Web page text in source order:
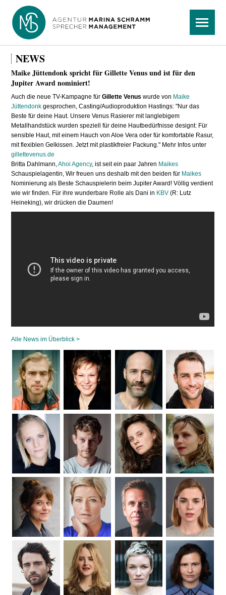
Navigation
überspringen
NEWS
Maike Jüttendonk spricht für Gillette Venus und ist für den
Jupiter Award nominiert!
Auch die neue TV-Kampagne fürGillette Venus wurde von Maike
Jüttendonk gesprochen, Casting/Audioproduktion Hastings: "Nur das
Beste für deine Haut. Unsere Venus Rasierer mit langlebigem
Metallhandstück wurden speziell für deine Hautbedürfnisse designt: Für
sensible Haut, mit einem Hauch von Aloe Vera oder für komfortable Rasur,
mit flexiblen Gelkissen. Jetzt mit plastikfreier Packung." Mehr Infos unter
gillettevenus.de
Britta Dahlmann,Ahoi Agency, ist seit ein paar Jahren Maikes
Schauspielagentin, Wir freuen uns deshalb mit den beiden für Maikes
Nominierung als Beste Schauspielerin beim Jupiter Award! Völlig verdient
wie wir finden. Für ihre wunderbare Rolle als Dani in KBV (R: Lutz
Heineking), wir drücken die Daumen!
Alle News im Überblick >
Navigation
überspringen